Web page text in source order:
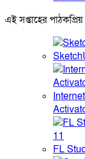
এই সপ্তাহের পাঠকপ্রিয়
FL